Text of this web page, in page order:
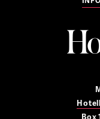
Box